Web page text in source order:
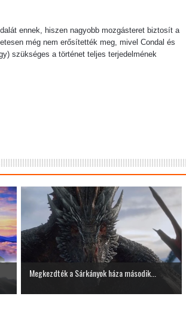
ennek, hiszen nagyobb mozgásteret biztosít a
még nem erősítették meg, mivel Condal és
szükséges a történet teljes terjedelmének
Megkezdték a Sárkányok háza második...